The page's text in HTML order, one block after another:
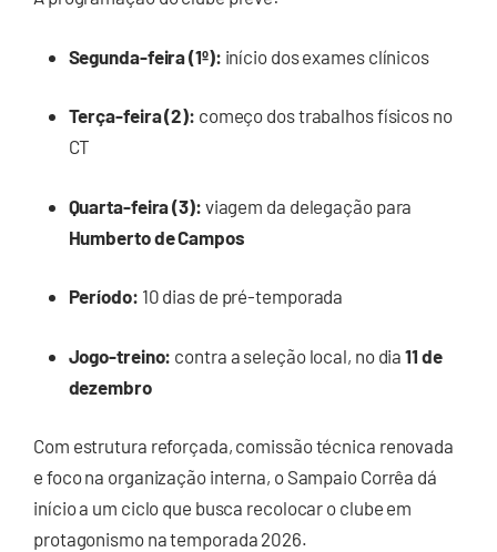
Segunda-feira (1º): início dos exames clínicos
Terça-feira (2): começo dos trabalhos físicos no
CT
Quarta-feira (3): viagem da delegação para
Humberto de Campos
Período: 10 dias de pré-temporada
Jogo-treino: contra a seleção local, no dia11 de
dezembro
Com estrutura reforçada, comissão técnica renovada
e foco na organização interna, o Sampaio Corrêa dá
início a um ciclo que busca recolocar o clube em
protagonismo na temporada 2026.